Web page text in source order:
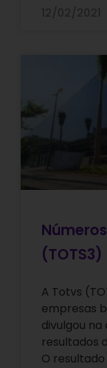
(TOTS3)
A Totvs
empresas
divulgou
resultados
O